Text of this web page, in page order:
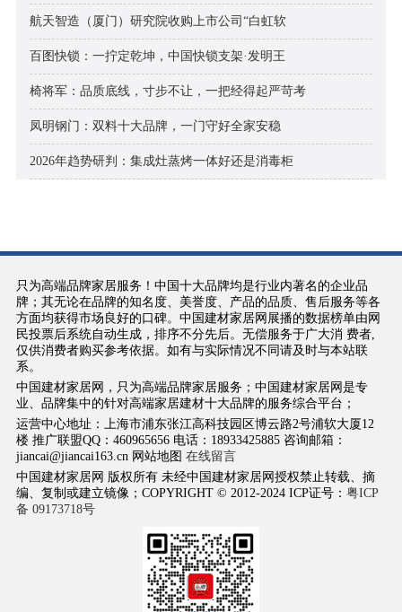
航天智造（厦门）研究院收购上市公司“白虹软
百图快锁：一拧定乾坤，中国快锁支架·发明王
椅将军：品质底线，寸步不让，一把经得起严苛考
凤明钢门：双料十大品牌，一门守好全家安稳
2026年趋势研判：集成灶蒸烤一体好还是消毒柜
只为高端品牌家居服务！中国十大品牌均是行业内著名的企业品
牌；其无论在品牌的知名度、美誉度、产品的品质、售后服务等各
方面均获得市场良好的口碑。中国建材家居网展播的数据榜单由网
民投票后系统自动生成，排序不分先后。无偿服务于广大消 费者,
仅供消费者购买参考依据。如有与实际情况不同请及时与本站联
系。
中国建材家居网，只为高端品牌家居服务；中国建材家居网是专
业、品牌集中的针对高端家居建材十大品牌的服务综合平台；
运营中心地址：上海市浦东张江高科技园区博云路2号浦软大厦12
楼 推广联盟QQ：460965656 电话：18933425885 咨询邮箱：
jiancai@jiancai163.cn 网站地图 在线留言
中国建材家居网 版权所有 未经中国建材家居网授权禁止转载、摘
编、复制或建立镜像；COPYRIGHT © 2012-2024 ICP证号： 粤ICP
备 09173718号